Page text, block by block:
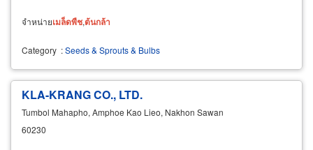
จำหน่ายเมล็ดพืช,ต้นกล้า
Category :Seeds & Sprouts & Bulbs
KLA-KRANG CO., LTD.
Tumbol Mahapho, Amphoe Kao Lieo, Nakhon Sawan
60230